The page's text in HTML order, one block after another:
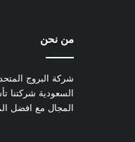
من نحن
شركة البروج
المجال مع افضل